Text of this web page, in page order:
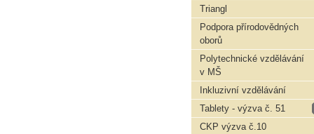
Triangl
Podpora přírodovědných
oborů
Polytechnické vzdělávání
v MŠ
Inkluzivní vzdělávání
Tablety - výzva č. 51
CKP výzva č.10